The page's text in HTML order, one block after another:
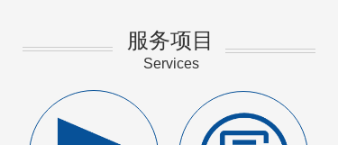
i
服务项目
Services